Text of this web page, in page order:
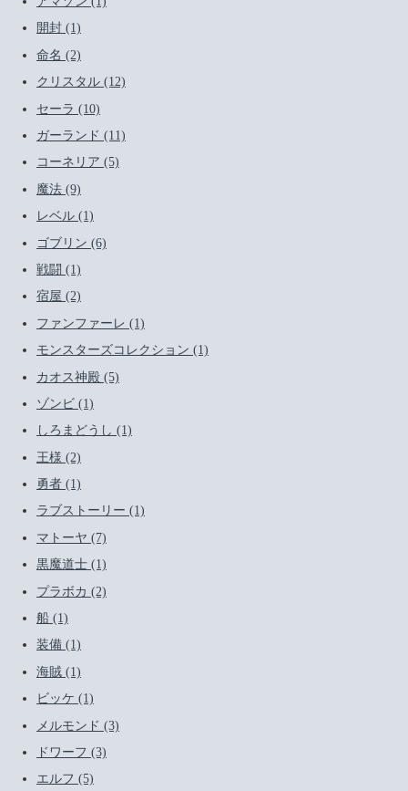
開封 (1)
命名 (2)
クリスタル (12)
セーラ (10)
ガーランド (11)
コーネリア (5)
魔法 (9)
レベル (1)
ゴブリン (6)
戦闘 (1)
宿屋 (2)
ファンファーレ (1)
モンスターズコレクション (1)
カオス神殿 (5)
ゾンビ (1)
しろまどうし (1)
王様 (2)
勇者 (1)
ラブストーリー (1)
マトーヤ (7)
黒魔道士 (1)
プラボカ (2)
船 (1)
装備 (1)
海賊 (1)
ビッケ (1)
メルモンド (3)
ドワーフ (3)
エルフ (5)